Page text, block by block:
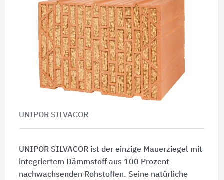
UNIPOR SILVACOR
UNIPOR SILVACOR ist der einzige Mauerziegel mit
integriertem Dämmstoff aus 100 Prozent
nachwachsenden Rohstoffen. Seine natürliche